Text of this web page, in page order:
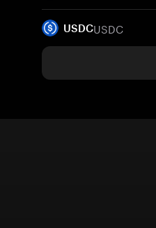
USDCUSDC